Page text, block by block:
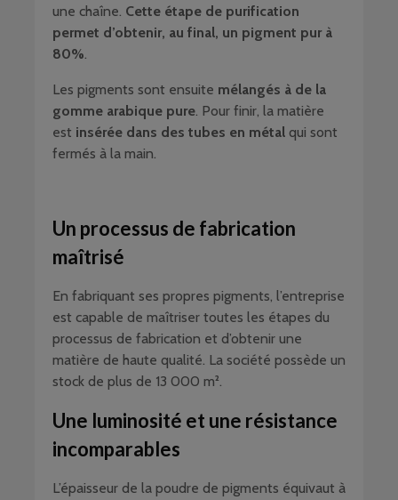
une chaîne. Cette étape de purification
permet d’obtenir, au final, un pigment pur à
80%.
Les pigments sont ensuite mélangés à de la
gomme arabique pure. Pour finir, la matière
est insérée dans des tubes en métal qui sont
fermés à la main.
Un processus de fabrication
maîtrisé
En fabriquant ses propres pigments, l’entreprise
est capable de maîtriser toutes les étapes du
processus de fabrication et d’obtenir une
matière de haute qualité. La société possède un
stock de plus de 13 000 m².
Une luminosité et une résistance
incomparables
L’épaisseur de la poudre de pigments équivaut à